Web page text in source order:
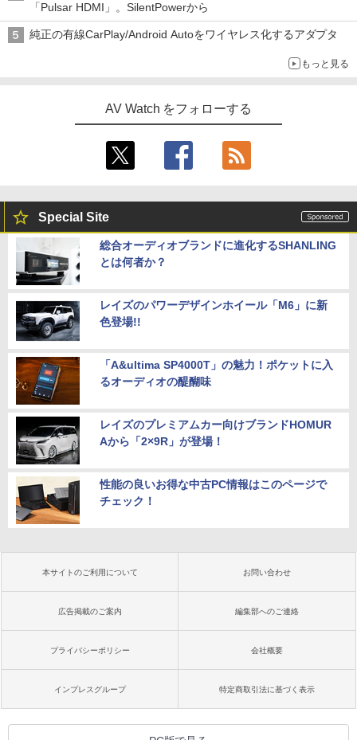
「Pulsar HDMI」。SilentPowerから
純正の有線CarPlay/Android Autoをワイヤレス化するアダプタ
もっと見る
AV Watch をフォローする
Special Site
総合オーディオブランドに進化するSHANLING
とは何者か？
レイズのパワーデザインホイール「M6」に新
色登場!!
「A&ultima SP4000T」の魅力！ポケットに入
るオーディオの醍醐味
レイズのプレミアムカー向けブランドHOMUR
Aから「2×9R」が登場！
性能の良いお得な中古PC情報はこのページで
チェック！
本サイトのご利用について お問い合わせ
広告掲載のご案内 編集部へのご連絡
プライバシーポリシー 会社概要
インプレスグループ 特定商取引法に基づく表示